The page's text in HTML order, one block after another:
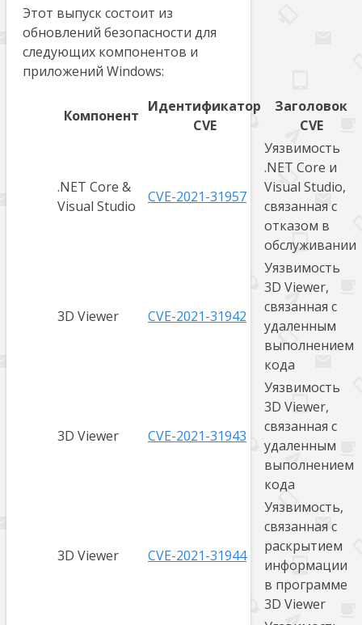
Этот выпуск состоит из
обновлений безопасности для
следующих компонентов и
приложений Windows:
Компонент
Идентификатор
CVE
Заголовок
CVE
.NET Core &
Visual Studio
CVE-2021-31957
Уязвимость
.NET Core и
Visual Studio,
связанная с
отказом в
обслуживании
3D Viewer CVE-2021-31942
Уязвимость
3D Viewer,
связанная с
удаленным
выполнением
кода
3D Viewer CVE-2021-31943
Уязвимость
3D Viewer,
связанная с
удаленным
выполнением
кода
3D Viewer CVE-2021-31944
Уязвимость,
связанная с
раскрытием
информации
в программе
3D Viewer